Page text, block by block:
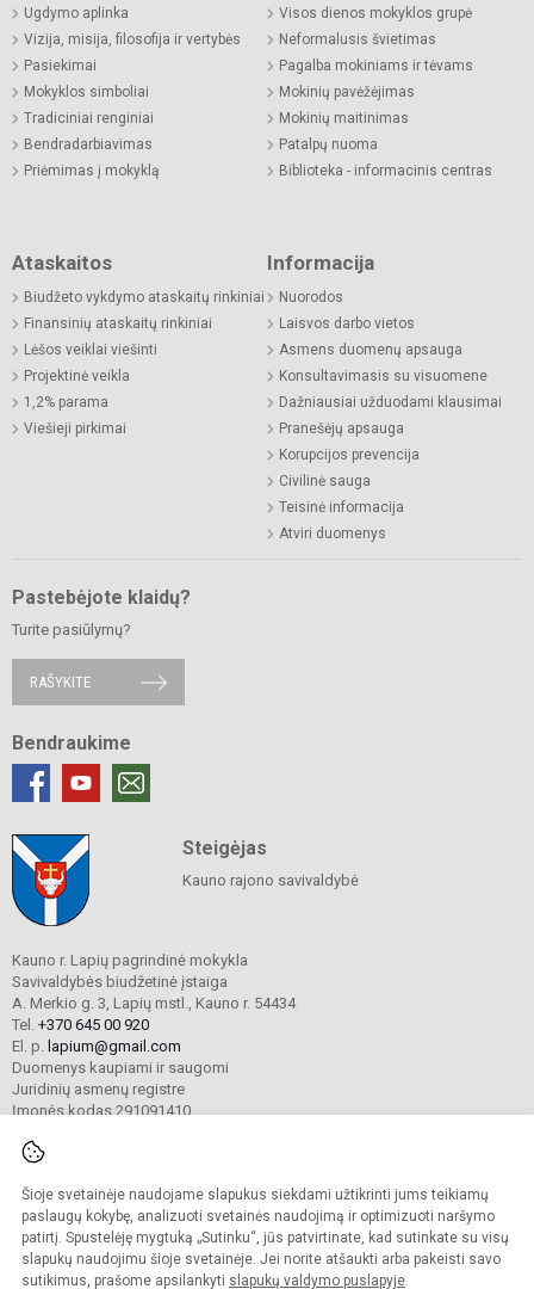
Šioje svetainėje naudojame slapukus siekdami užtikrinti jums teikiamų
paslaugų kokybę, analizuoti svetainės naudojimą ir optimizuoti naršymo
patirtį. Spustelėję mygtuką „Sutinku“, jūs patvirtinate, kad sutinkate su visų
slapukų naudojimu šioje svetainėje. Jei norite atšaukti arba pakeisti savo
sutikimus, prašome apsilankyti slapukų valdymo puslapyje.
Ugdymo aplinka
Vizija, misija, filosofija ir vertybės
Pasiekimai
Mokyklos simboliai
Tradiciniai renginiai
Bendradarbiavimas
Priėmimas į mokyklą
Visos dienos mokyklos grupė
Neformalusis švietimas
Pagalba mokiniams ir tėvams
Mokinių pavėžėjimas
Mokinių maitinimas
Patalpų nuoma
Biblioteka - informacinis centras
Ataskaitos
Biudžeto vykdymo ataskaitų rinkiniai
Finansinių ataskaitų rinkiniai
Lėšos veiklai viešinti
Projektinė veikla
1,2% parama
Viešieji pirkimai
Informacija
Nuorodos
Laisvos darbo vietos
Asmens duomenų apsauga
Konsultavimasis su visuomene
Dažniausiai užduodami klausimai
Pranešėjų apsauga
Korupcijos prevencija
Civilinė sauga
Teisinė informacija
Atviri duomenys
Pastebėjote klaidų?
Turite pasiūlymų?
RAŠYKITE
Bendraukime
Steigėjas
Kauno rajono savivaldybė
Kauno r. Lapių pagrindinė mokykla
Savivaldybės biudžetinė įstaiga
A. Merkio g. 3, Lapių mstl., Kauno r. 54434
Tel. +370 645 00 920
El. p. lapium@gmail.com
Duomenys kaupiami ir saugomi
Juridinių asmenų registre
Įmonės kodas 291091410
© 2024 Kauno r. Lapių pagrindinė mokykla. Visos teisės saugomos.
Kopijuoti turinį be raštiško mokyklos sutikimo griežtai draudžiama.
Prieinamumo paraiška Slapukų valdymas